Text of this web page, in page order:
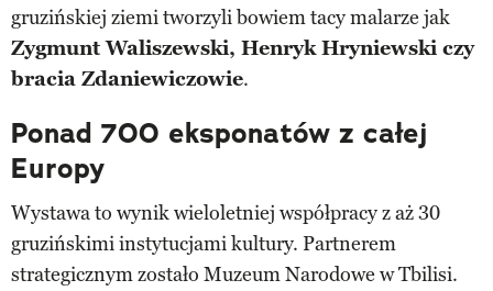
gruzińskiej ziemi tworzyli bowiem tacy malarze jak
Zygmunt Waliszewski, Henryk Hryniewski czy
bracia Zdaniewiczowie.
Ponad 700 eksponatów z całej
Europy
Wystawa to wynik wieloletniej współpracy z aż 30
gruzińskimi instytucjami kultury. Partnerem
strategicznym zostało Muzeum Narodowe w Tbilisi.